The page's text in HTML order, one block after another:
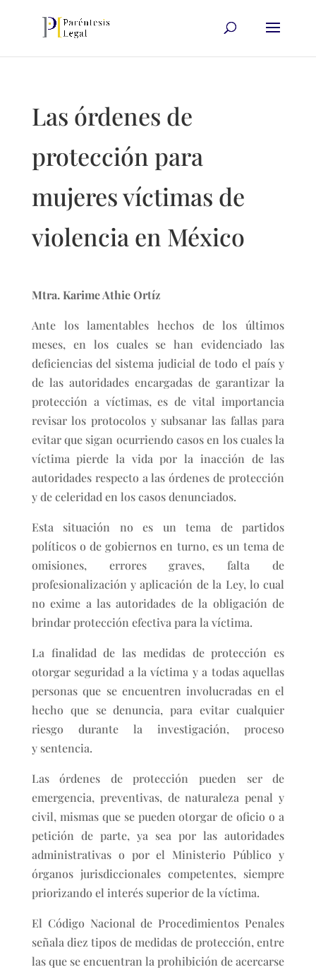
Las órdenes de
protección para
mujeres víctimas de
violencia en México
Mtra. Karime Athie Ortíz
Ante los lamentables hechos de los últimos
meses, en los cuales se han evidenciado las
deficiencias del sistema judicial de todo el país y
de las autoridades encargadas de garantizar la
protección a víctimas, es de vital importancia
revisar los protocolos y subsanar las fallas para
evitar que sigan ocurriendo casos en los cuales la
víctima pierde la vida por la inacción de las
autoridades respecto a las órdenes de protección
y de celeridad en los casos denunciados.
Esta situación no es un tema de partidos
políticos o de gobiernos en turno, es un tema de
omisiones, errores graves, falta de
profesionalización y aplicación de la Ley, lo cual
no exime a las autoridades de la obligación de
brindar protección efectiva para la víctima.
La finalidad de las medidas de protección es
otorgar seguridad a la víctima y a todas aquellas
personas que se encuentren involucradas en el
hecho que se denuncia, para evitar cualquier
riesgo durante la investigación, proceso
y sentencia.
Las órdenes de protección pueden ser de
emergencia, preventivas, de naturaleza penal y
civil, mismas que se pueden otorgar de oficio o a
petición de parte, ya sea por las autoridades
administrativas o por el Ministerio Público y
órganos jurisdiccionales competentes, siempre
priorizando el interés superior de la víctima.
El Código Nacional de Procedimientos Penales
señala diez tipos de medidas de protección, entre
las que se encuentran la prohibición de acercarse